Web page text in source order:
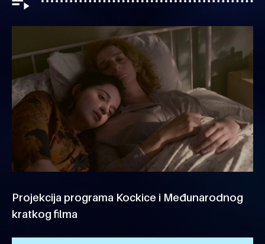
Projekcija programa Kockice i Međunarodnog
kratkog filma